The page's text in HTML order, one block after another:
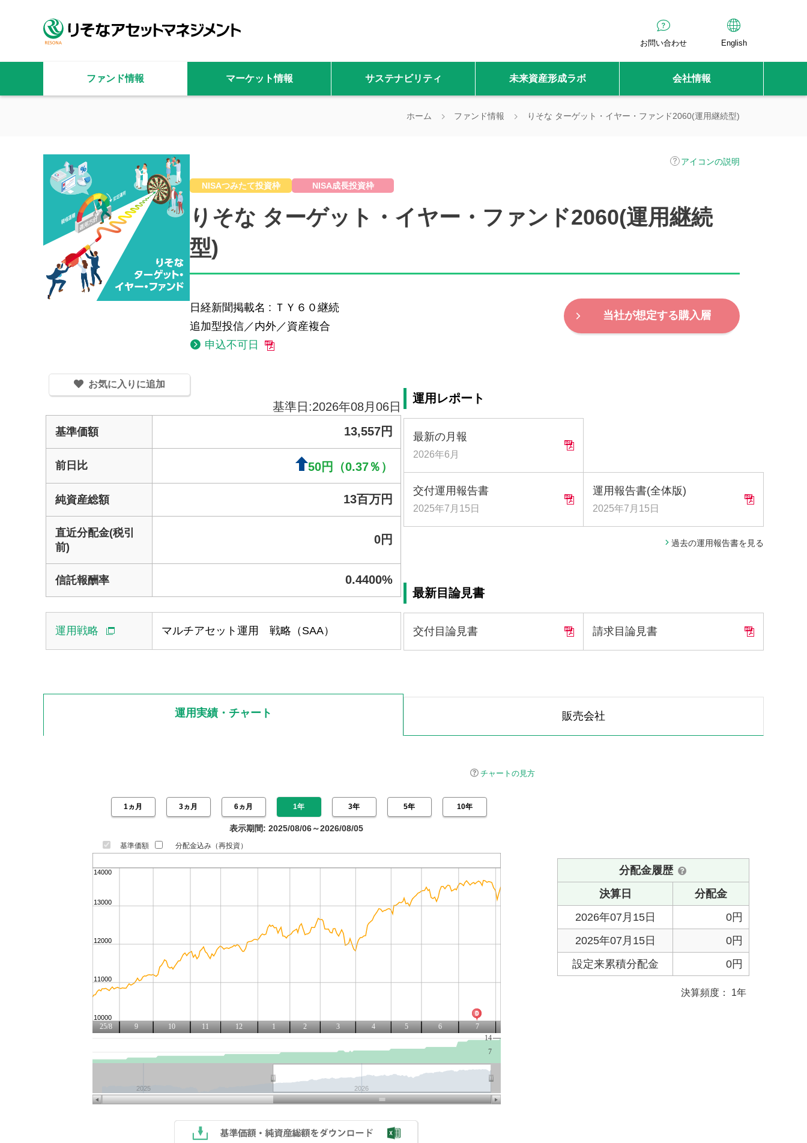
お問い合わせ English
ファンド情報 マーケット情報 サステナビリティ 未来資産形成ラボ 会社情報
ホーム ファンド情報 りそな ターゲット・イヤー・ファンド2060(運用継続型)
NISAつみたて投資枠 NISA成長投資枠
アイコンの説明
りそな ターゲット・イヤー・ファンド2060(運用継続
型)
日経新聞掲載名 : ＴＹ６０継続
追加型投信／内外／資産複合
申込不可日
当社が想定する購入層
運用戦略 マルチアセット運用 戦略（SAA）
運用レポート
最新の月報
2026年6月
交付運用報告書
2025年7月15日
運用報告書(全体版)
2025年7月15日
過去の運用報告書を見る
最新目論見書
交付目論見書 請求目論見書
運用実績・チャート 販売会社